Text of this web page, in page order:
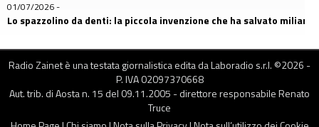
01/07/2026-
Lo spazzolino da denti: la piccola invenzione che ha salvato
26/06/2026-
Il primo amico dell’uomo: la storia nascosta nel DNA dei cani
24/06/2026 -
Franco Della Bella, uno dei protagonisti più riconoscibili di
Radio Zainet è una testata giornalistica edita da Laboradio s.r.l. ©2026 -
P. IVA 02097370668
Aut. trib. di Aosta n. 15 del 09.11.2005 - direttore responsabile Renato
Truce